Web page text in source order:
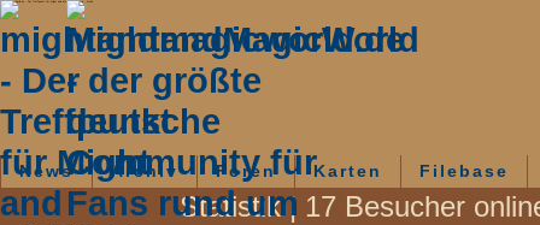
mightandmagicworld.de - Der Treffpunkt für Might and Magic-Fans - News - Archiv
News Archiv Foren Karten Filebase
Fanpages Statistik | 17 Besucher